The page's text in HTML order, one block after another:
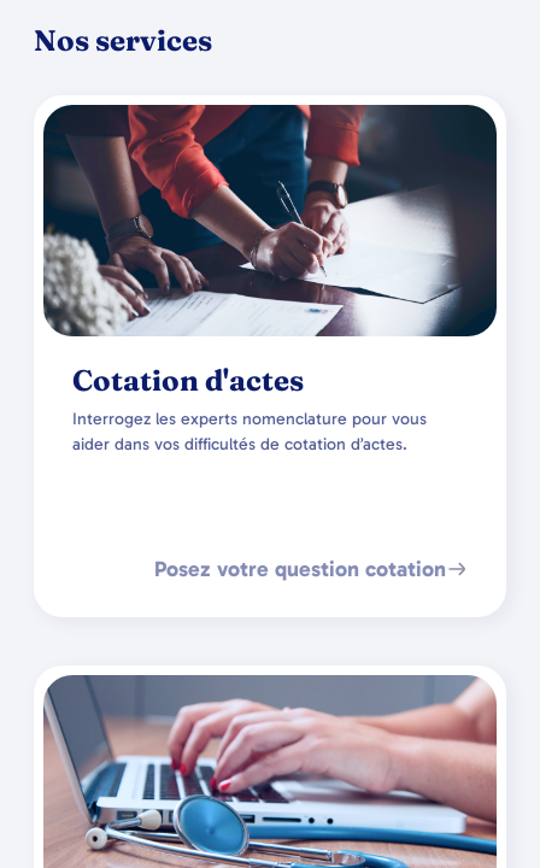
Nos services
Cotation d'actes
Interrogez les experts nomenclature pour vous
aider dans vos difficultés de cotation d’actes.
Posez votre question cotation